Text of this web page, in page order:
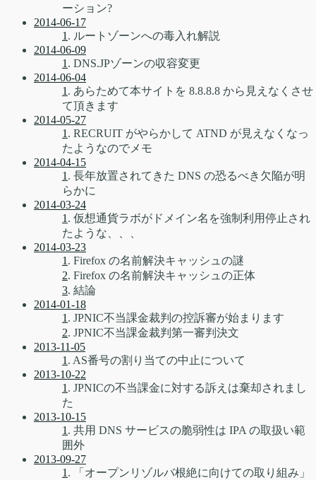
ーション?
2014-06-17
1 . ルートゾーンへの毒入れ解説
2014-06-09
1 . DNS.JPゾーンの収容変更
2014-06-04
1 . あらためて本サイトを 8.8.8.8 から見えなくさせ
て頂きます
2014-05-27
1 . RECRUIT がやらかして ATND が見えなくなっ
たようなのでメモ
2014-04-15
1 . 長年放置されてきた DNS の恐るべき欠陥が明
らかに
2014-03-24
1 . 仮想通貨ラボがドメイン名を強制利用停止され
たような、、、
2014-03-23
1 . Firefox の名前解決キャッシュの謎
2. Firefox の名前解決キャッシュの正体
3. 結論
2014-01-18
1 . JPNIC不当課金裁判の控訴審が始まります
2. JPNIC不当課金裁判第一審判決文
2013-11-05
1 . AS番号の割り当ての中止について
2013-10-22
1 . JPNICの不当課金に対する訴えは棄却されまし
た
2013-10-15
1 . 共用 DNS サービスの脆弱性は IPA の取扱い範
囲外
2013-09-27
1 . 「オープンリゾルバ根絶に向けての取り組み」